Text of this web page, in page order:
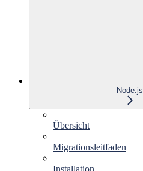
Node.js
Übersicht
Migrationsleitfaden
Installation